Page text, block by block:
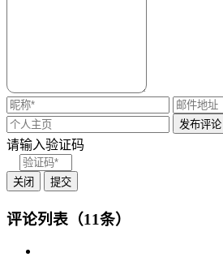
请输入验证码
关闭 提交
评论列表（11条）